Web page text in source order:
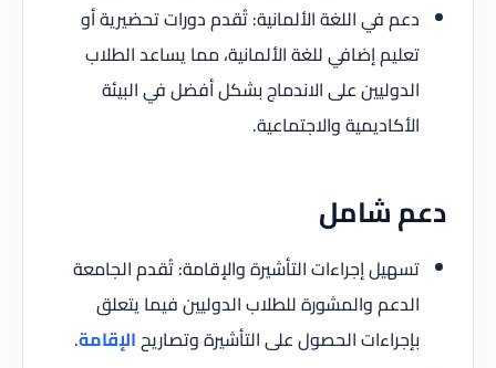
دعم في اللغة الألمانية: تُقدم دورات تحضيرية أو
تعليم إضافي للغة الألمانية، مما يساعد الطلاب
الدوليين على الاندماج بشكل أفضل في البيئة
الأكاديمية والاجتماعية.
دعم شامل
تسهيل إجراءات التأشيرة والإقامة: تُقدم الجامعة
الدعم والمشورة للطلاب الدوليين فيما يتعلق
بإجراءات الحصول على التأشيرة وتصاريحالإقامة.